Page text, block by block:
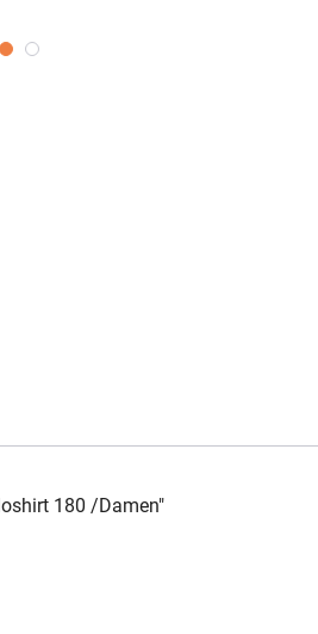
180 /Damen"